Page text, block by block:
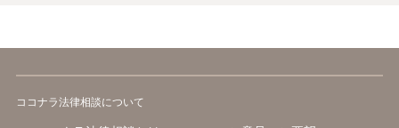
ココナラ法律相談について